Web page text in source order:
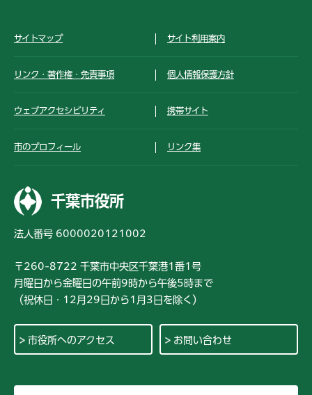
サイトマップ サイト利用案内
リンク・著作権・免責事項 個人情報保護方針
ウェブアクセシビリティ 携帯サイト
市のプロフィール リンク集
千葉市役所
法人番号 6000020121002
〒260-8722 千葉市中央区千葉港1番1号
月曜日から金曜日の午前9時から午後5時まで
（祝休日・12月29日から1月3日を除く）
市役所へのアクセス お問い合わせ